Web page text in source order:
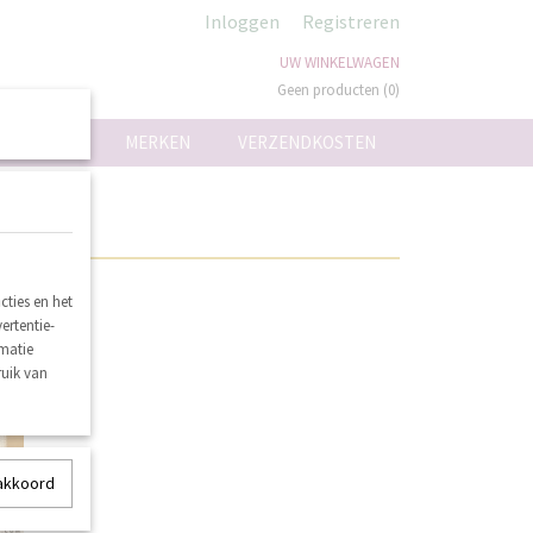
Inloggen Registreren
UW WINKELWAGEN
Geen producten (0)
VERZENDKOSTEN
MERKEN
nieuw
en het
van